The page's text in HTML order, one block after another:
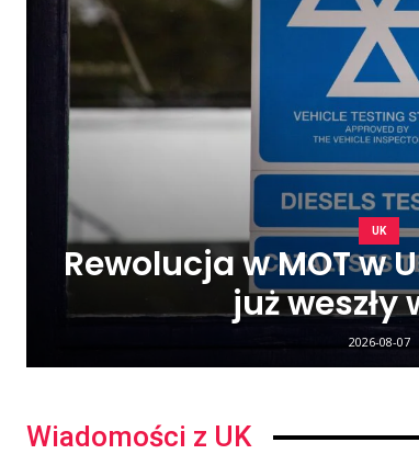
UK
Rewolucja w MOT w
już weszły
2026-08-07
Wiadomości z UK